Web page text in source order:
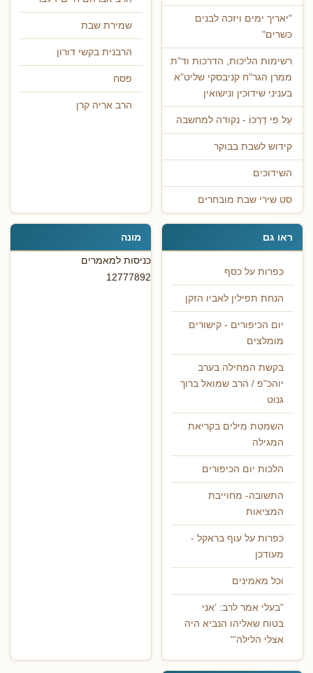
"יאריך ימים ויזכה לבנים
כשרים"
רשימות הליכות, הדרכות וד"ת
ממרן הגר"ח קניבסקי שליט"א
בעניני שידוכין ונישואין
עַל פִּי דַרְכּוֹ - נקודה למחשבה
קידוש לשבת בבוקר
השידוכים
סט שירי שבת מובחרים
שמירת שבת
הרבנית בקשי דורון
פסח
הרב אריה קרן
ראו גם
כפרות על כסף
הנחת תפילין לאביו הזקן
יום הכיפורים - קישורים
מומלצים
בקשת המחילה בערב
יוהכ"פ / הרב שמואל ברוך
גנוט
השמטת מילים בקריאת
המגילה
הלכות יום הכיפורים
התשובה- מחוייבת
המציאות
כפרות על עוף בראקל -
מעודכן
וכל מאמינים
"בעלי אמר לרב: ’אני
בטוח שאליהו הנביא היה
אצלי הלילה’"
מונה
כניסות למאמרים
12777892